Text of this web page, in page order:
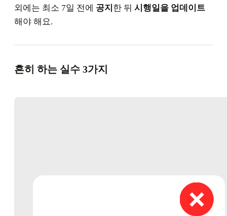
외에는 최소 7일 전에 공지 한 뒤 시행일을 업데이트
해야 해요.
흔히 하는 실수 3가지